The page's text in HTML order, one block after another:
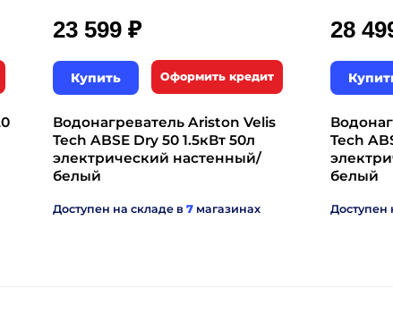
23 599 ₽
Купить Оформить кредит
Водонагреватель Ariston Velis
Tech ABSE Dry 50 1.5кВт 50л
электрический настенный/
белый
Доступен на складе в 7 магазинах
28
Tech
белый
Доступен